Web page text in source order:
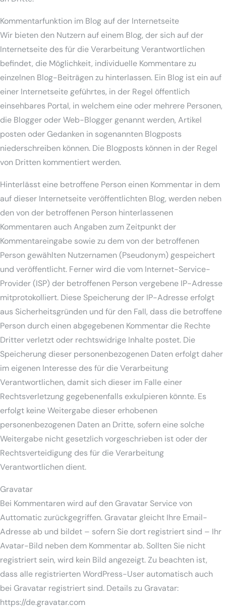
Kommentarfunktion im Blog auf der Internetseite
Wir bieten den Nutzern auf einem Blog, der sich auf der
Internetseite des für die Verarbeitung Verantwortlichen
befindet, die Möglichkeit, individuelle Kommentare zu
einzelnen Blog-Beiträgen zu hinterlassen. Ein Blog ist ein auf
einer Internetseite geführtes, in der Regel öffentlich
einsehbares Portal, in welchem eine oder mehrere Personen,
die Blogger oder Web-Blogger genannt werden, Artikel
posten oder Gedanken in sogenannten Blogposts
niederschreiben können. Die Blogposts können in der Regel
von Dritten kommentiert werden.
Hinterlässt eine betroffene Person einen Kommentar in dem
auf dieser Internetseite veröffentlichten Blog, werden neben
den von der betroffenen Person hinterlassenen
Kommentaren auch Angaben zum Zeitpunkt der
Kommentareingabe sowie zu dem von der betroffenen
Person gewählten Nutzernamen (Pseudonym) gespeichert
und veröffentlicht. Ferner wird die vom Internet-Service-
Provider (ISP) der betroffenen Person vergebene IP-Adresse
mitprotokolliert. Diese Speicherung der IP-Adresse erfolgt
aus Sicherheitsgründen und für den Fall, dass die betroffene
Person durch einen abgegebenen Kommentar die Rechte
Dritter verletzt oder rechtswidrige Inhalte postet. Die
Speicherung dieser personenbezogenen Daten erfolgt daher
im eigenen Interesse des für die Verarbeitung
Verantwortlichen, damit sich dieser im Falle einer
Rechtsverletzung gegebenenfalls exkulpieren könnte. Es
erfolgt keine Weitergabe dieser erhobenen
personenbezogenen Daten an Dritte, sofern eine solche
Weitergabe nicht gesetzlich vorgeschrieben ist oder der
Rechtsverteidigung des für die Verarbeitung
Verantwortlichen dient.
Gravatar
Bei Kommentaren wird auf den Gravatar Service von
Auttomatic zurückgegriffen. Gravatar gleicht Ihre Email-
Adresse ab und bildet – sofern Sie dort registriert sind – Ihr
Avatar-Bild neben dem Kommentar ab. Sollten Sie nicht
registriert sein, wird kein Bild angezeigt. Zu beachten ist,
dass alle registrierten WordPress-User automatisch auch
bei Gravatar registriert sind. Details zu Gravatar:
https://de.gravatar.com